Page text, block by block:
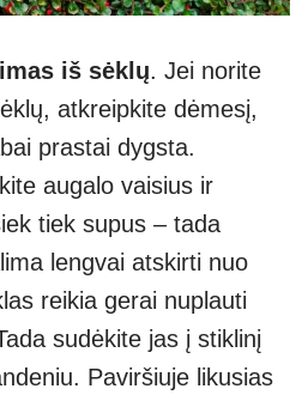
iš sėklų. Jei norite
atkreipkite dėmesį,
prastai dygsta.
augalo vaisius ir
tiek supus – tada
lengvai atskirti nuo
reikia gerai nuplauti
sudėkite jas į stiklinį
Paviršiuje likusias